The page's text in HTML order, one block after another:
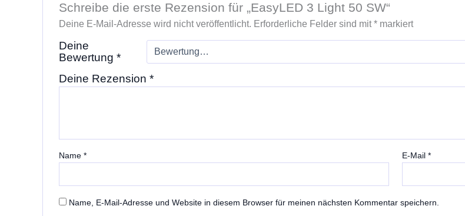
Schreibe die erste Rezension für „EasyLED 3 Light 50 SW“
Deine E-Mail-Adresse wird nicht veröffentlicht. Erforderliche Felder sind mit*markiert
Deine
Bewertung *
Deine Rezension *
Name * E-Mail*
Name, E-Mail-Adresse und Website in diesem Browser für meinen nächsten Kommentar speichern.